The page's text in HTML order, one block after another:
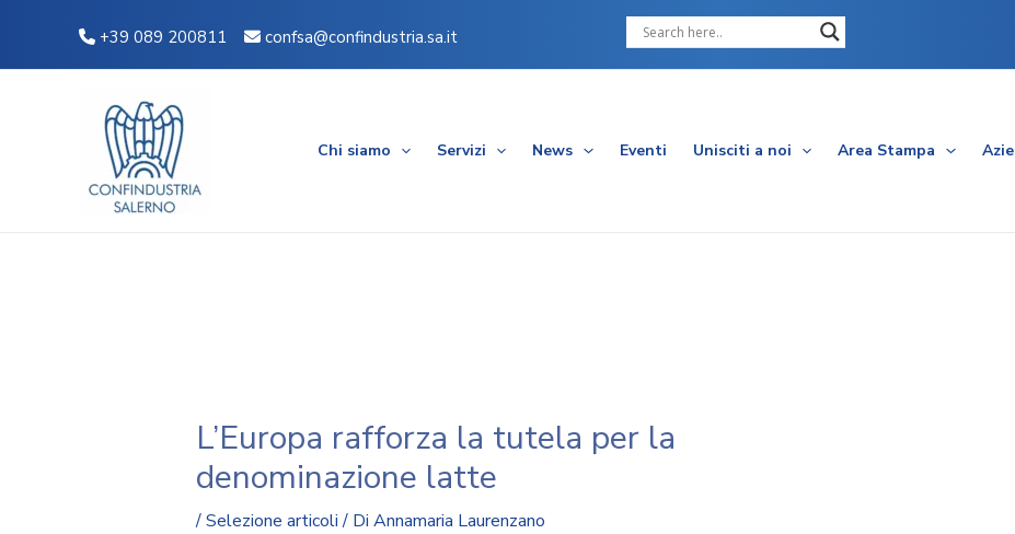
contenuto
+39 089 200811 confsa@confindustria.sa.it
Chi siamo Servizi News Eventi Unisciti a noi Area Stampa
L’Europa rafforza la tutela per la
denominazione latte
/Selezione articoli/ Di Annamaria Laurenzano
articoli